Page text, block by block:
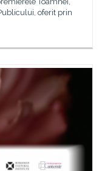
oferit prin